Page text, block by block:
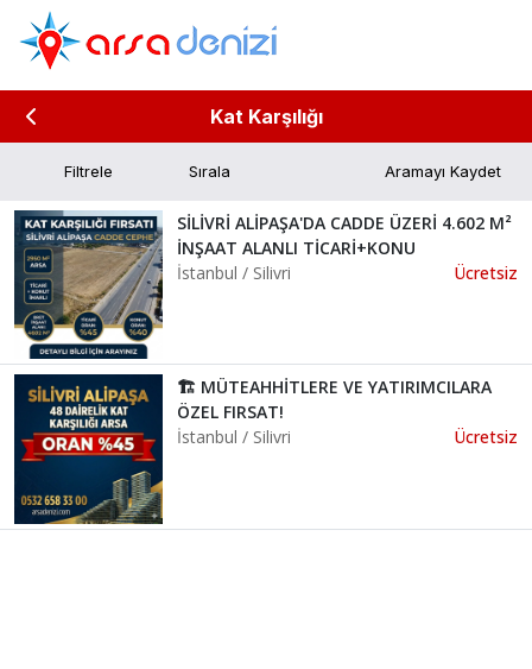
Kat Karşılığı
Filtrele Aramayı Kaydet
SİLİVRİ ALİPAŞA'DA CADDE ÜZERİ 4.602 M²
İNŞAAT ALANLI TİCARİ+KONU
İstanbul / Silivri
Ücretsiz
🏗️ MÜTEAHHİTLERE VE YATIRIMCILARA
ÖZEL FIRSAT!
İstanbul / Silivri
Ücretsiz